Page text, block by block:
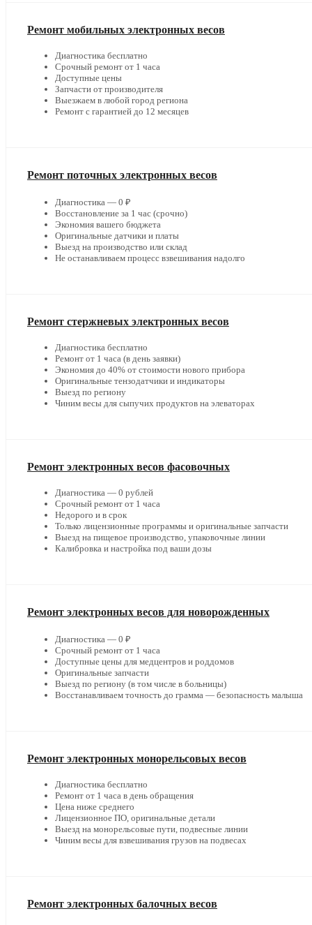
Ремонт мобильных электронных весов
Диагностика бесплатно
Срочный ремонт от 1 часа
Доступные цены
Запчасти от производителя
Выезжаем в любой город региона
Ремонт с гарантией до 12 месяцев
Ремонт поточных электронных весов
Диагностика — 0 ₽
Восстановление за 1 час (срочно)
Экономия вашего бюджета
Оригинальные датчики и платы
Выезд на производство или склад
Не останавливаем процесс взвешивания надолго
Ремонт стержневых электронных весов
Диагностика бесплатно
Ремонт от 1 часа (в день заявки)
Экономия до 40% от стоимости нового прибора
Оригинальные тензодатчики и индикаторы
Выезд по региону
Чиним весы для сыпучих продуктов на элеваторах
Ремонт электронных весов фасовочных
Диагностика — 0 рублей
Срочный ремонт от 1 часа
Недорого и в срок
Только лицензионные программы и оригинальные запчасти
Выезд на пищевое производство, упаковочные линии
Калибровка и настройка под ваши дозы
Ремонт электронных весов для новорожденных
Диагностика — 0 ₽
Срочный ремонт от 1 часа
Доступные цены для медцентров и роддомов
Оригинальные запчасти
Выезд по региону (в том числе в больницы)
Восстанавливаем точность до грамма — безопасность малыша
Ремонт электронных монорельсовых весов
Диагностика бесплатно
Ремонт от 1 часа в день обращения
Цена ниже среднего
Лицензионное ПО, оригинальные детали
Выезд на монорельсовые пути, подвесные линии
Чиним весы для взвешивания грузов на подвесах
Ремонт электронных балочных весов